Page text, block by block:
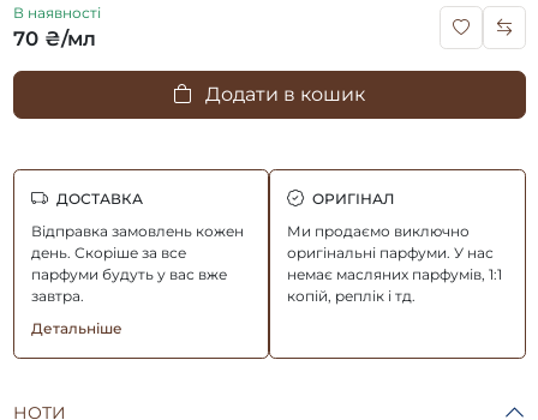
НОТИ
В наявності
70 ₴/мл
Додати в кошик
ДОСТАВКА
Відправка замовлень кожен
день. Скоріше за все
парфуми будуть у вас вже
завтра.
Детальніше
ОРИГІНАЛ
Ми продаємо виключно
оригінальні парфуми. У нас
немає масляних парфумів, 1:1
копій, реплік і тд.